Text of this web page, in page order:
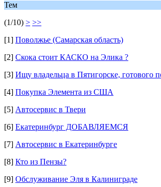
Тем
(1/10) > >>
[1] Поволжье (Самарская область)
[2] Скока стоит КАСКО на Элика ?
[3] Ищу владельца в Пятигорске, готового
[4] Покупка Элемента из США
[5] Автосервис в Твери
[6] Екатеринбург ДОБАВЛЯЕМСЯ
[7] Автосервис в Екатеринбурге
[8] Кто из Пензы?
[9] Обслуживание Эля в Калиниграде